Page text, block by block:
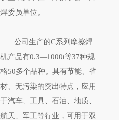
焊委员单位。
公司生产的C系列摩擦焊
机产品有0.3—1000t等37种规
格50多个品种。具有节能、省
材、无污染的突出特点，应用
于汽车、工具、石油、地质、
航天、军工等行业，可用于双